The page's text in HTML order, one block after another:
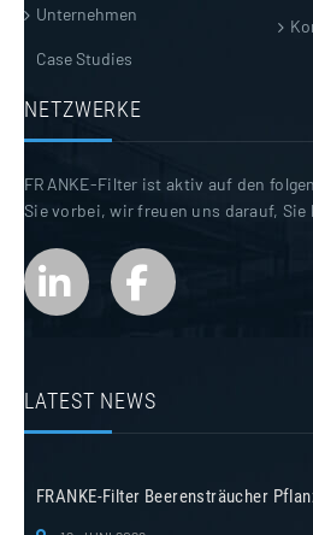
Unternehmen
Case Studies
NETZWERKE
FRANKE-Filter ist aktiv auf den
Sie vorbei, wir freuen uns darauf, Sie
LATEST NEWS
FRANKE-Filter Beerensträucher